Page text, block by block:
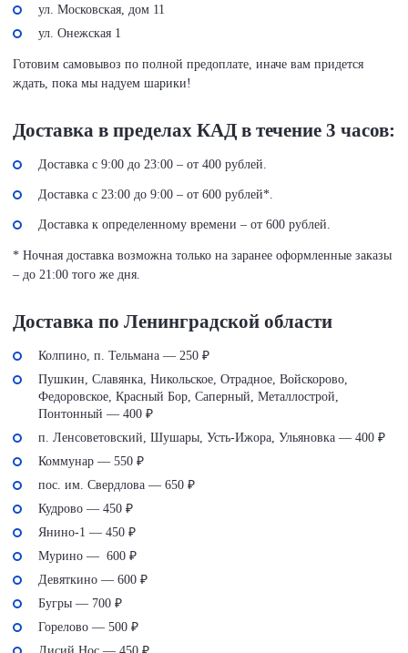
ул. Московская, дом 11
ул. Онежская 1
Готовим самовывоз по полной предоплате, иначе вам придется
ждать, пока мы надуем шарики!
Доставка в пределах КАД в течение 3 часов:
Доставка с 9:00 до 23:00 – от 400 рублей.
Доставка с 23:00 до 9:00 – от 600 рублей*.
Доставка к определенному времени – от 600 рублей.
* Ночная доставка возможна только на заранее оформленные заказы
– до 21:00 того же дня.
Доставка по Ленинградской области
Колпино, п. Тельмана — 250 ₽
Пушкин, Славянка, Никольское, Отрадное, Войскорово,
Федоровское, Красный Бор, Саперный, Металлострой,
Понтонный — 400 ₽
п. Ленсоветовский, Шушары, Усть-Ижора, Ульяновка — 400 ₽
Коммунар — 550 ₽
пос. им. Свердлова — 650 ₽
Кудрово — 450 ₽
Янино-1 — 450 ₽
Мурино — 600 ₽
Девяткино — 600 ₽
Бугры — 700 ₽
Горелово — 500 ₽
Лисий Нос — 450 ₽